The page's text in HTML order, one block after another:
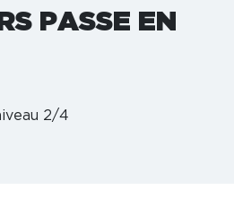
PASSE EN
2/4